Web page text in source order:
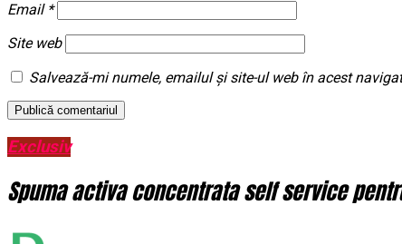
Email *
Site web
Salvează-mi numele, emailul și site-ul web în acest
Exclusiv
Spuma activa concentrata self service